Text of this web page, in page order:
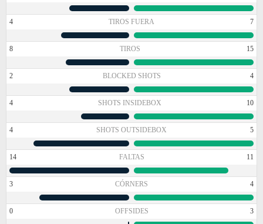
4 TIROS FUERA 7
8 TIROS 15
2 BLOCKED SHOTS 4
4 SHOTS INSIDEBOX 10
4 SHOTS OUTSIDEBOX 5
14 FALTAS 11
3 CÓRNERS 4
0 OFFSIDES 3